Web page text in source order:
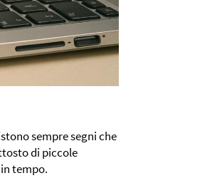
sempre segni che
di piccole
tempo.